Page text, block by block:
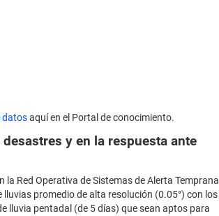
datosaquí en el Portal de conocimiento.
y en la respuesta ante
Red Operativa de Sistemas de Alerta Temprana
lluvias promedio de alta resolución (0.05°) con los
lluvia pentadal (de 5 días) que sean aptos para